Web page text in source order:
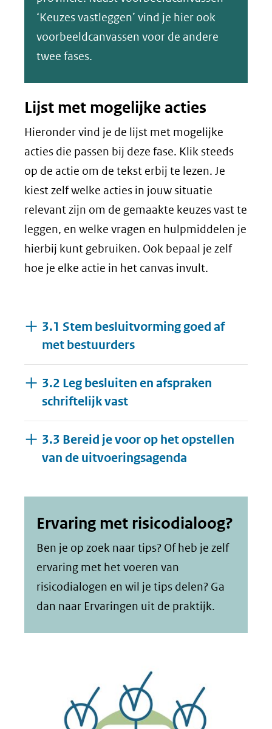
‘Keuzes vastleggen’ vind je hier ook
voorbeeldcanvassen voor de andere
twee fases.
Lijst met mogelijke acties
Hieronder vind je de lijst met mogelijke
acties die passen bij deze fase. Klik steeds
op de actie om de tekst erbij te lezen. Je
kiest zelf welke acties in jouw situatie
relevant zijn om de gemaakte keuzes vast te
leggen, en welke vragen en hulpmiddelen je
hierbij kunt gebruiken. Ook bepaal je zelf
hoe je elke actie in het canvas invult.
3.1 Stem besluitvorming goed af
met bestuurders
3.2 Leg besluiten en afspraken
schriftelijk vast
3.3 Bereid je voor op het opstellen
van de uitvoeringsagendaUitklappen
Ervaring met risicodialoog?
Ben je op zoek naar tips? Of heb je zelf
ervaring met het voeren van
risicodialogen en wil je tips delen? Ga
dan naar Ervaringen uit de praktijk.